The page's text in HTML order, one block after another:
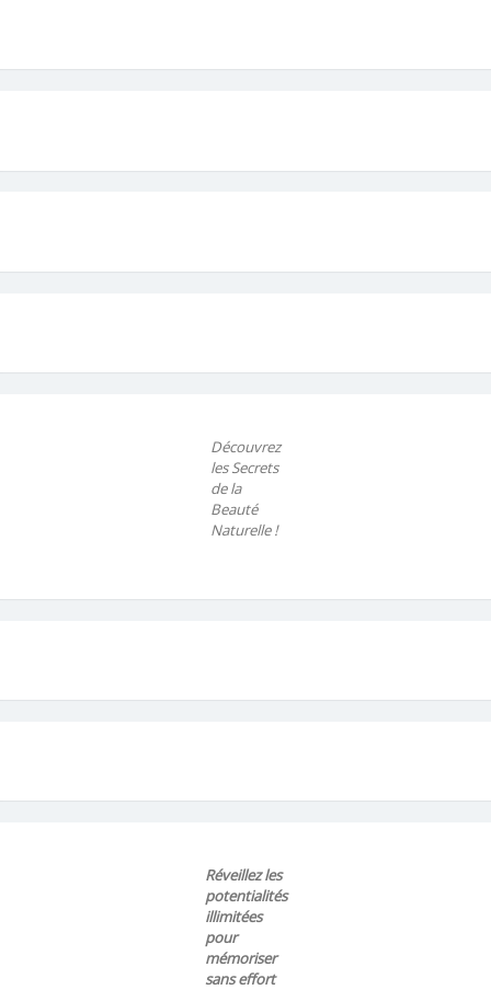
Découvrez
les Secrets
de la
Beauté
Naturelle !
Réveillez les
potentialités
illimitées
pour
mémoriser
sans effort